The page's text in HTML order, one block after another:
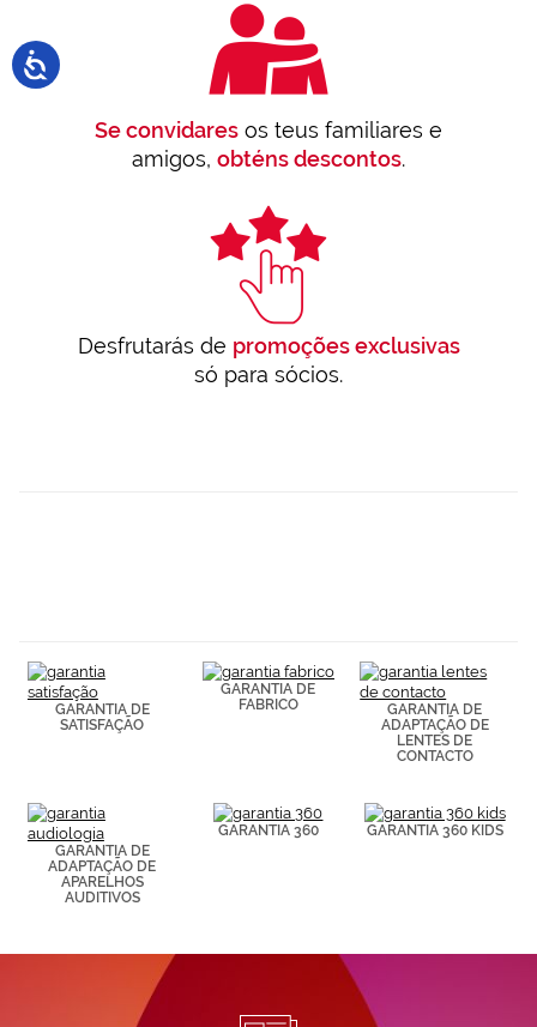
Se convidares os teus familiares e
amigos, obténs descontos.
Desfrutarás de promoções exclusivas
só para sócios.
GARANTIA DE
SATISFAÇÃO
GARANTIA DE
FABRICO
GARANTIA DE
ADAPTAÇÃO DE
LENTES DE
CONTACTO
GARANTIA DE
ADAPTAÇÃO DE
APARELHOS
AUDITIVOS
GARANTIA 360 GARANTIA 360 KIDS